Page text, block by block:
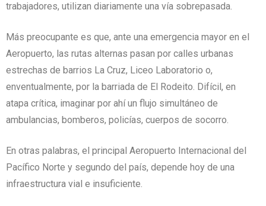
trabajadores, utilizan diariamente una vía sobrepasada.
Más preocupante es que, ante una emergencia mayor en el
Aeropuerto, las rutas alternas pasan por calles urbanas
estrechas de barrios La Cruz, Liceo Laboratorio o,
enventualmente, por la barriada de El Rodeito. Difícil, en
atapa crítica, imaginar por ahí un flujo simultáneo de
ambulancias, bomberos, policías, cuerpos de socorro.
En otras palabras, el principal Aeropuerto Internacional del
Pacífico Norte y segundo del país, depende hoy de una
infraestructura vial e insuficiente.